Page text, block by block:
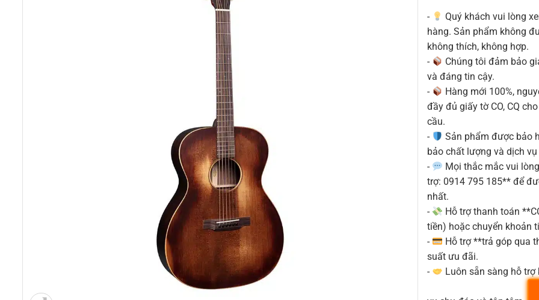
-
Quý khách vui lòng
hàng. Sản phẩm không
không thích, không hợp.
-
Chúng tôi đảm bảo
và đáng tin cậy.
-
Hàng mới 100%,
đầy đủ giấy tờ CO, CQ
cầu.
-
Sản phẩm được bảo
bảo chất lượng và dịch
-
Mọi thắc mắc vui
trợ: 0914 795 185** để
nhất.
-
Hỗ trợ thanh toán
tiền) hoặc chuyển khoản
-
Hỗ trợ **trả góp qua
suất ưu đãi.
-
Luôn sẵn sàng hỗ